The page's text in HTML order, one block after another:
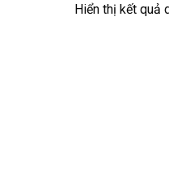
Hiển thị kết quả